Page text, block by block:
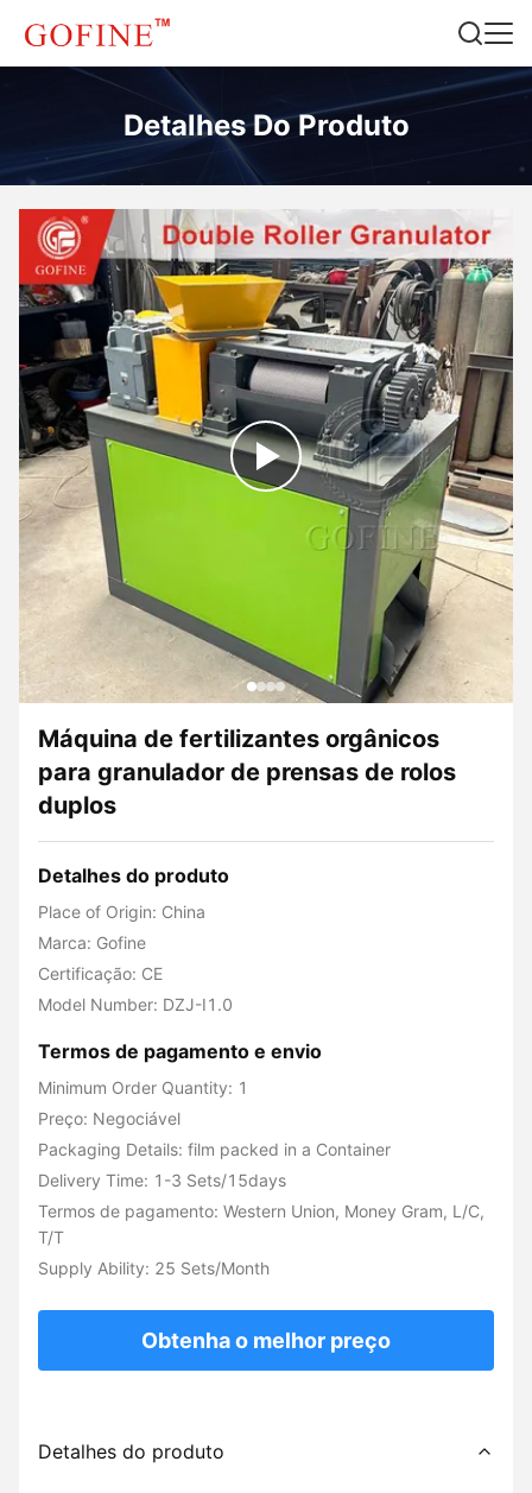
Detalhes Do Produto
Máquina de fertilizantes orgânicos
para granulador de prensas de rolos
duplos
Detalhes do produto
Place of Origin: China
Marca: Gofine
Certificação: CE
Model Number: DZJ-I1.0
Termos de pagamento e envio
Minimum Order Quantity: 1
Preço: Negociável
Packaging Details: film packed in a Container
Delivery Time: 1-3 Sets/15days
Termos de pagamento: Western Union, Money Gram, L/C,
T/T
Supply Ability: 25 Sets/Month
Obtenha o melhor preço
Detalhes do produto